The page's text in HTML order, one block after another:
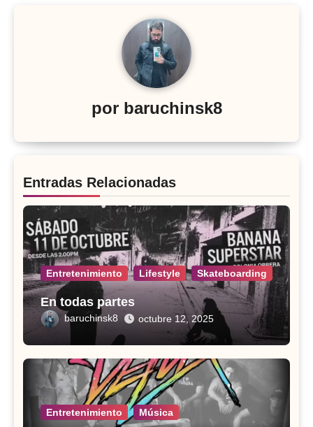
por baruchinsk8
Entradas Relacionadas
Entretenimiento Lifestyle Skateboarding
En todas partes
baruchinsk8 octubre 12, 2025
Entretenimiento Música